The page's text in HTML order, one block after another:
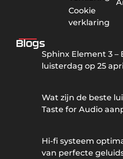
Cookie
verklaring
Blogs
Sphinx Element 3 –
luisterdag op 25
Wat zijn de beste
Taste for Audio
Hi-fi systeem
van perfecte